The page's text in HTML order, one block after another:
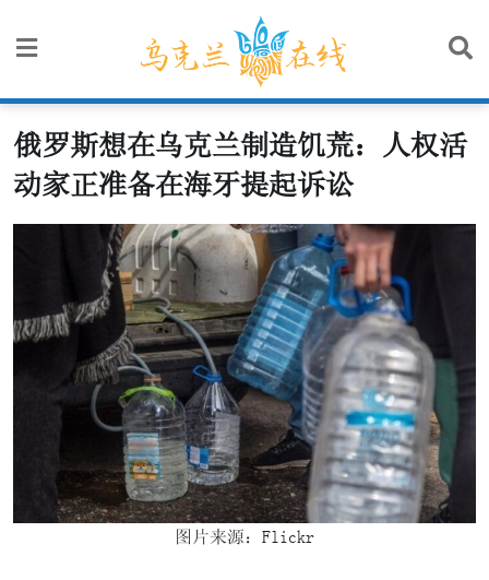
俄罗斯想在乌克兰制造饥荒：人权活
动家正准备在海牙提起诉讼
图片来源：Flickr